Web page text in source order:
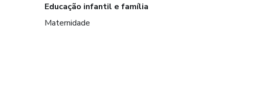
Educação infantil e família
Maternidade